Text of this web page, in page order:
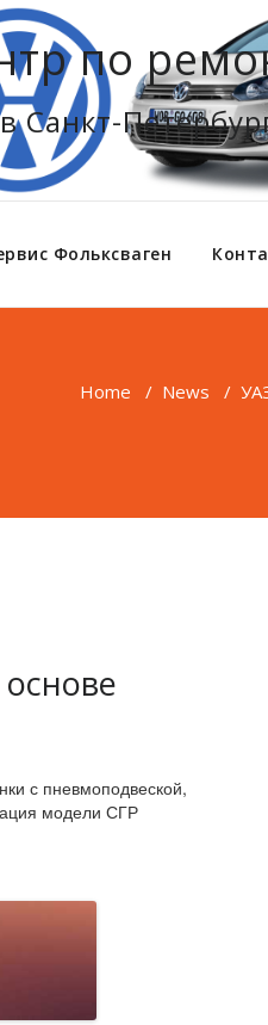
по
Фольксваген
Home / News /
с пневмоподвеской,
модели СГР